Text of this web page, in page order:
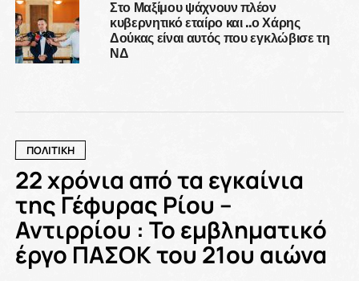
Στο Μαξίμου ψάχνουν πλέον
κυβερνητικό εταίρο και ..ο Χάρης
Δούκας είναι αυτός που εγκλώβισε τη
ΝΔ
ΠΟΛΙΤΙΚΗ
22 χρόνια από τα εγκαίνια
της Γέφυρας Ρίου –
Αντιρρίου : Το εμβληματικό
έργο ΠΑΣΟΚ του 21ου αιώνα